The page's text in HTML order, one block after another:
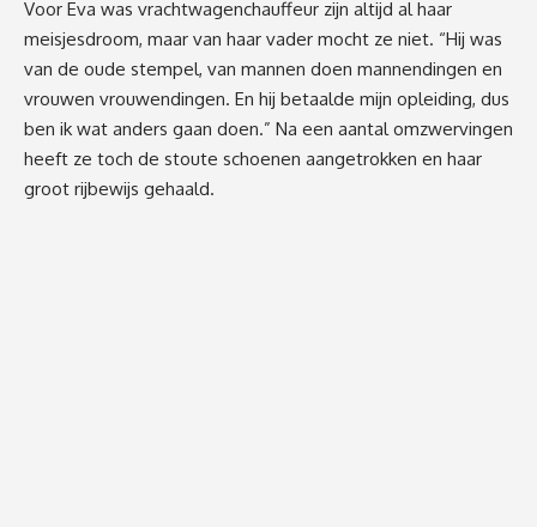
Voor Eva was vrachtwagenchauffeur zijn altijd al haar
meisjesdroom, maar van haar vader mocht ze niet. “Hij was
van de oude stempel, van mannen doen mannendingen en
vrouwen vrouwendingen. En hij betaalde mijn opleiding, dus
ben ik wat anders gaan doen.” Na een aantal omzwervingen
heeft ze toch de stoute schoenen aangetrokken en haar
groot rijbewijs gehaald.